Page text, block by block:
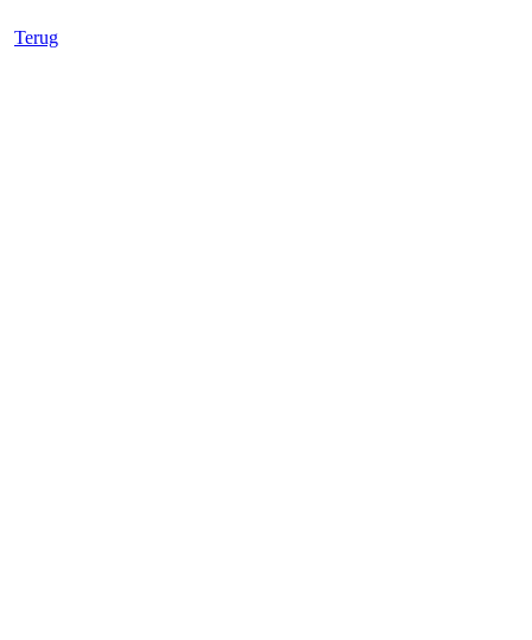
Terug